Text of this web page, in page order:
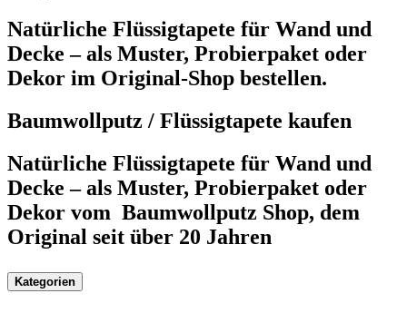
Natürliche Flüssigtapete für Wand und
Decke – als Muster, Probierpaket oder
Dekor im Original-Shop bestellen.
Baumwollputz / Flüssigtapete kaufen
Natürliche Flüssigtapete für Wand und
Decke – als Muster, Probierpaket oder
Dekor vom Baumwollputz Shop, dem
Original seit über 20 Jahren
Kategorien